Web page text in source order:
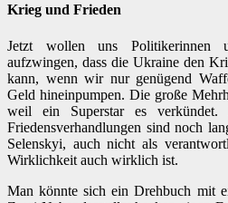
Krieg und Frieden
Jetzt wollen uns Politikerinnen
aufzwingen, dass die Ukraine den
kann, wenn wir nur genügend
Geld hineinpumpen. Die große
weil ein Superstar es
Friedensverhandlungen sind noch
Selenskyi, auch nicht als
Wirklichkeit auch wirklich ist.
Man könnte sich ein Drehbuch mit